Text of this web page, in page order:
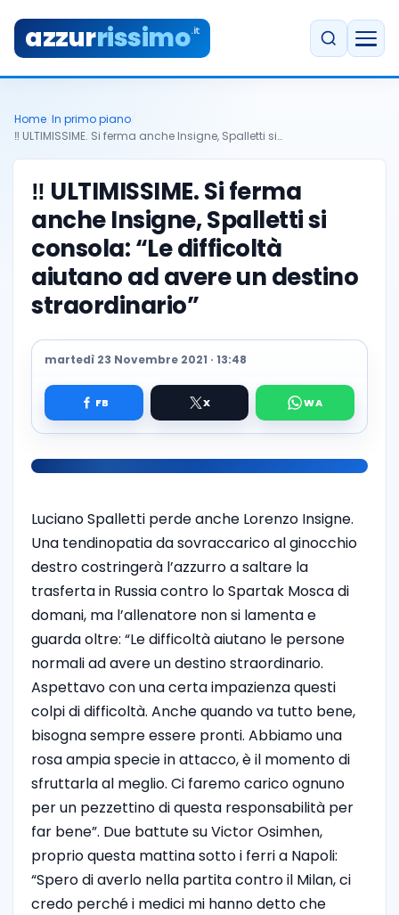
azzurrissimo.it
Home In primo piano
‼️ ULTIMISSIME. Si ferma anche Insigne, Spalletti si…
‼️ ULTIMISSIME. Si ferma
anche Insigne, Spalletti si
consola: “Le difficoltà
aiutano ad avere un destino
straordinario”
martedì 23 Novembre 2021 · 13:48
Luciano Spalletti perde anche Lorenzo Insigne.
Una tendinopatia da sovraccarico al ginocchio
destro costringerà l’azzurro a saltare la
trasferta in Russia contro lo Spartak Mosca di
domani, ma l’allenatore non si lamenta e
guarda oltre: “Le difficoltà aiutano le persone
normali ad avere un destino straordinario.
Aspettavo con una certa impazienza questi
colpi di difficoltà. Anche quando va tutto bene,
bisogna sempre essere pronti. Abbiamo una
rosa ampia specie in attacco, è il momento di
sfruttarla al meglio. Ci faremo carico ognuno
per un pezzettino di questa responsabilità per
far bene”. Due battute su Victor Osimhen,
proprio questa mattina sotto i ferri a Napoli:
“Spero di averlo nella partita contro il Milan, ci
credo perché i medici mi hanno detto che